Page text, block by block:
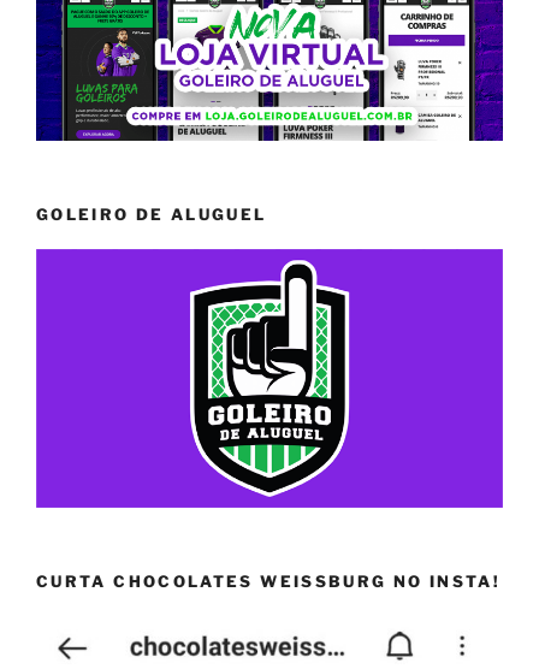
GOLEIRO DE ALUGUEL
CURTA CHOCOLATES WEISSBURG NO INSTA!